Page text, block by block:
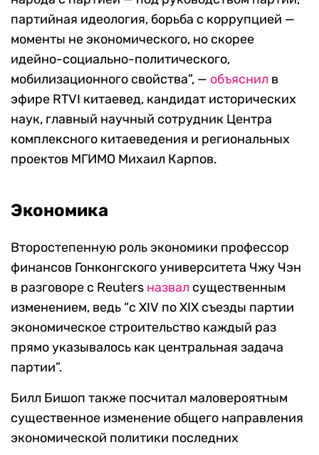
партийная идеология, борьба с коррупцией —
моменты не экономического, но скорее
идейно-социально-политического,
мобилизационного свойства”, — объяснил в
эфире RTVI китаевед, кандидат исторических
наук, главный научный сотрудник Центра
комплексного китаеведения и региональных
проектов МГИМО Михаил Карпов.
Экономика
Второстепенную роль экономики профессор
финансов Гонконгского университета Чжу Чэн
в разговоре с Reuters назвал существенным
изменением, ведь “с XIV по XIX съезды партии
экономическое строительство каждый раз
прямо указывалось как центральная задача
партии”.
Билл Бишоп также посчитал маловероятным
существенное изменение общего направления
экономической политики последних